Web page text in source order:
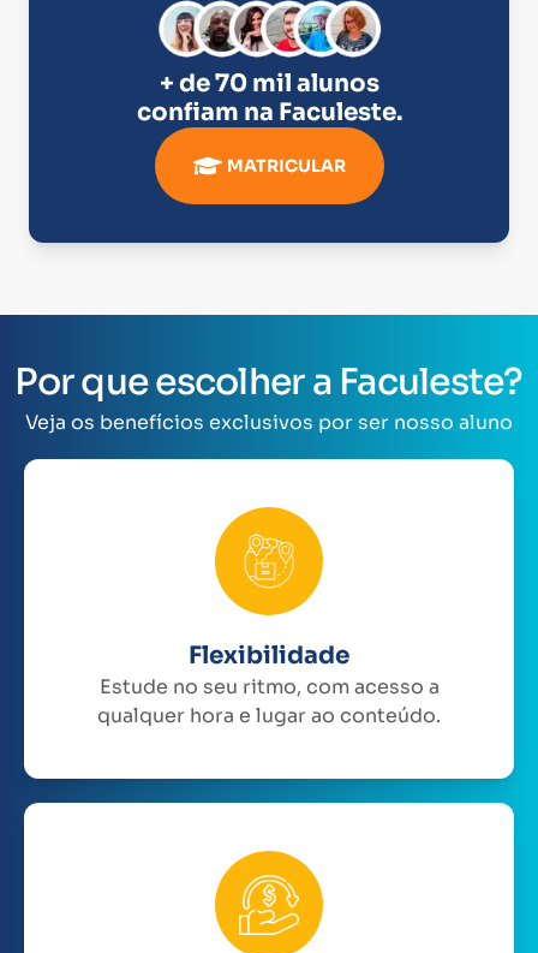
+ de 70 mil alunos
confiam na Faculeste.
MATRICULAR
Por que escolher a Faculeste?
Veja os benefícios exclusivos por ser nosso aluno
Flexibilidade
Estude no seu ritmo, com acesso a
qualquer hora e lugar ao conteúdo.